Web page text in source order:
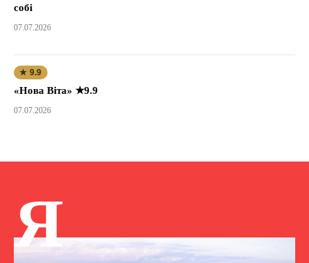
собі
07.07.2026
★ 9.9
«Нова Віта» ★9.9
07.07.2026
Я